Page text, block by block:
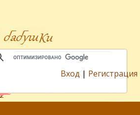
Вход | Регистрация